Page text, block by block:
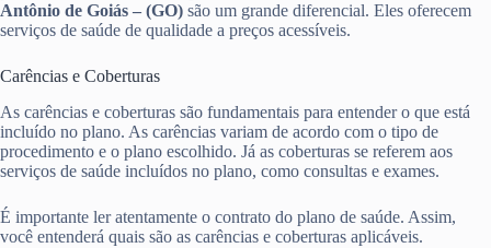
Antônio de Goiás – (GO) são um grande diferencial. Eles oferecem
serviços de saúde de qualidade a preços acessíveis.
Carências e Coberturas
As carências e coberturas são fundamentais para entender o que está
incluído no plano. As carências variam de acordo com o tipo de
procedimento e o plano escolhido. Já as coberturas se referem aos
serviços de saúde incluídos no plano, como consultas e exames.
É importante ler atentamente o contrato do plano de saúde. Assim,
você entenderá quais são as carências e coberturas aplicáveis.